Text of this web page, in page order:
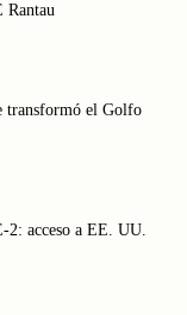
Rantau
transformó el Golfo
2: acceso a EE. UU.